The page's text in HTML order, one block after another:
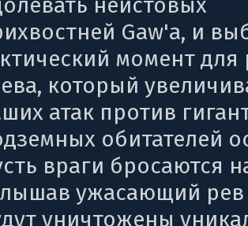
Gaw'а, и
момент
который
атак против
обитателей
враги бросаются
ужасающий рев
уничтожены